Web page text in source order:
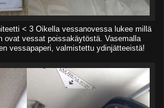
< 3 Oikella vessanovessa lukee millä
ovat vessat poissakäytöstä. Vasemalla
vessapaperi, valmistettu ydinjätteeistä!